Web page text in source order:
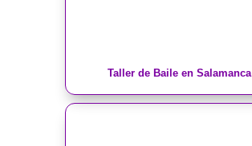
Taller de Baile en Salamanca